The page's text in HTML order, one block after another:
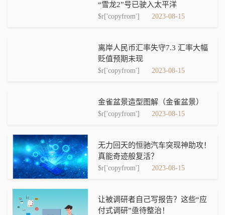
“雪龙2”号已驶入太平洋
$r['copyfrom'] 2023-08-15
离岸人民币汇率失守7.3 汇率大幅
贬值预期未现
$r['copyfrom'] 2023-08-15
金雀盆景造型图解（金雀盆景）
$r['copyfrom'] 2023-08-15
无力回天的恒驰汽车突现神助攻！
真能奇迹般复活？
$r['copyfrom'] 2023-08-15
让被调研者自己写报告？这些“应
付式调研”亟待整治！